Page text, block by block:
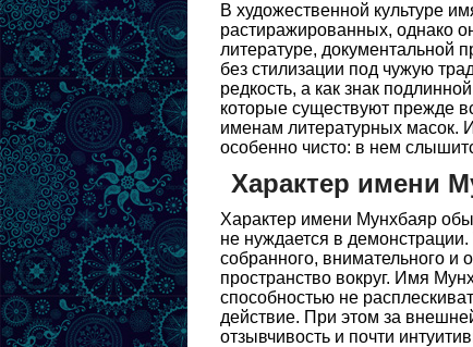
В художественной культуре
растиражированных, однако
литературе, документальной
без стилизации под чужую
редкость, а как знак
которые существуют прежде
именам литературных масок.
особенно чисто: в нем
Характер имени
Характер имени Мунхбаяр
не нуждается в
собранного, внимательного и
пространство вокруг. Имя
способностью не
действие. При этом за
отзывчивость и почти